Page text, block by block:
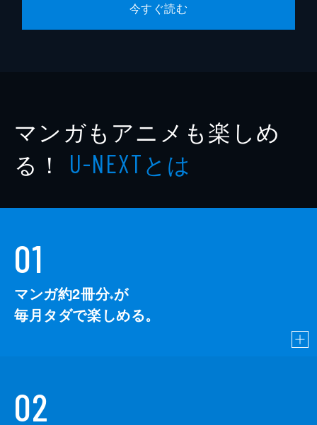
今すぐ読む
マンガもアニメも楽しめ
る！ U-NEXTとは
01
マンガ約2冊分※が
毎月タダで楽しめる。
02